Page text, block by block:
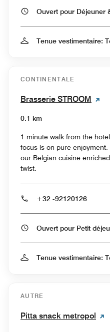
Tenue vestimentaire:
CONTINENTALE
Brasserie STROOM
0.1 km
1 minute walk from the
focus is on pure
our Belgian cuisine
twist.
+32 -92120126
Tenue vestimentaire:
AUTRE
Pitta snack metropol